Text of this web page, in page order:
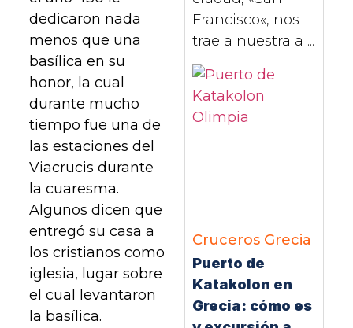
dedicaron nada
menos que una
basílica en su
honor, la cual
durante mucho
tiempo fue una de
las estaciones del
Viacrucis durante
la cuaresma.
Algunos dicen que
entregó su casa a
los cristianos como
iglesia, lugar sobre
el cual levantaron
la basílica.
Francisco«, nos
trae a nuestra a ...
Cruceros Grecia
Puerto de
Katakolon en
Grecia: cómo es